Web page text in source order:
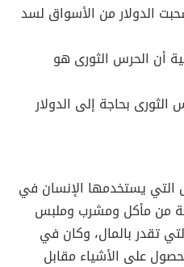
الدولار من الأسواق لسد
أن الحرس الثورى هو
الثورى بحاجة إلى الدولار
التي يستخدمها الإنسان في
من مأكل ومشرب وملبس
تقدر بالمال، وكان في
على الأشياء مقابل